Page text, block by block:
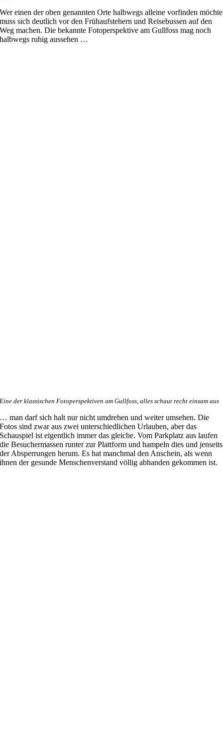
Wer einen der oben genannten Orte halbwegs alleine vorfinden möchte
muss sich deutlich vor den Frühaufstehern und Reisebussen auf den
Weg machen. Die bekannte Fotoperspektive am Gullfoss mag noch
halbwegs ruhig aussehen …
Eine der klassischen Fotoperspektiven am Gullfoss, alles schaut recht einsam aus
… man darf sich halt nur nicht umdrehen und weiter umsehen. Die
Fotos sind zwar aus zwei unterschiedlichen Urlauben, aber das
Schauspiel ist eigentlich immer das gleiche. Vom Parkplatz aus laufen
die Besuchermassen runter zur Plattform und hampeln dies und jenseits
der Absperrungen herum. Es hat manchmal den Anschein, als wenn
ihnen der gesunde Menschenverstand völlig abhanden gekommen ist.